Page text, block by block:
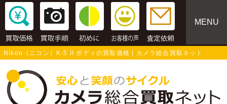
MENU
Nikon（ニコン）K-5 II ボディの買取価格 | カメラ総合買取ネット